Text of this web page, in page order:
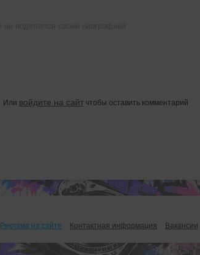
Или войдите на сайтчтобы оставить комментарий
Реклама на сайте Контактная информация Вакансии